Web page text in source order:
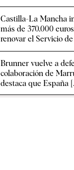
Castilla-La Mancha
más de 370.000
renovar el Servicio de
Brunner vuelve a
colaboración de
destaca que España